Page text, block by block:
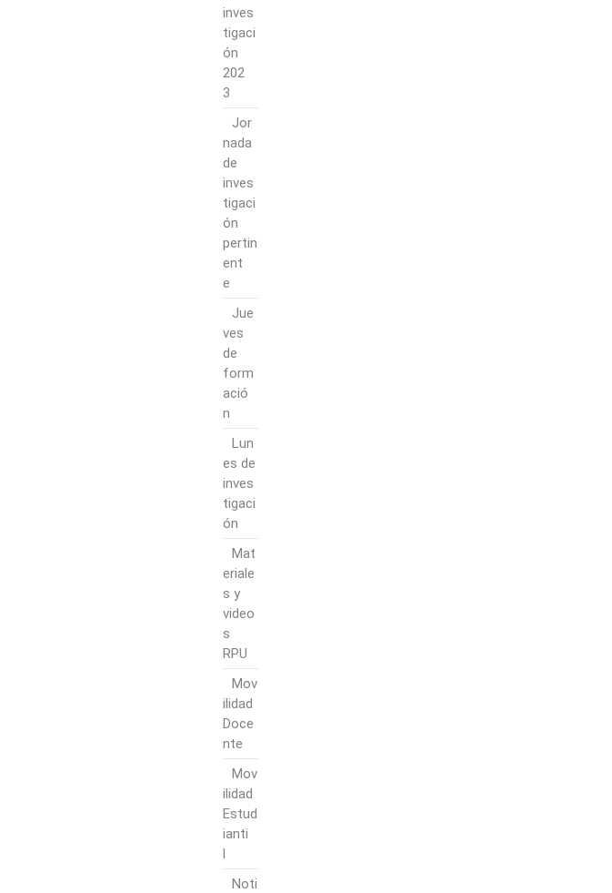
inves
tigaci
ón
202
3
Jor
nada
de
inves
tigaci
ón
pertin
ent
e
Jue
ves
de
form
ació
n
Lun
es de
inves
tigaci
ón
Mat
eriale
s y
video
s
RPU
Mov
ilidad
Doce
nte
Mov
ilidad
Estud
ianti
l
Noti